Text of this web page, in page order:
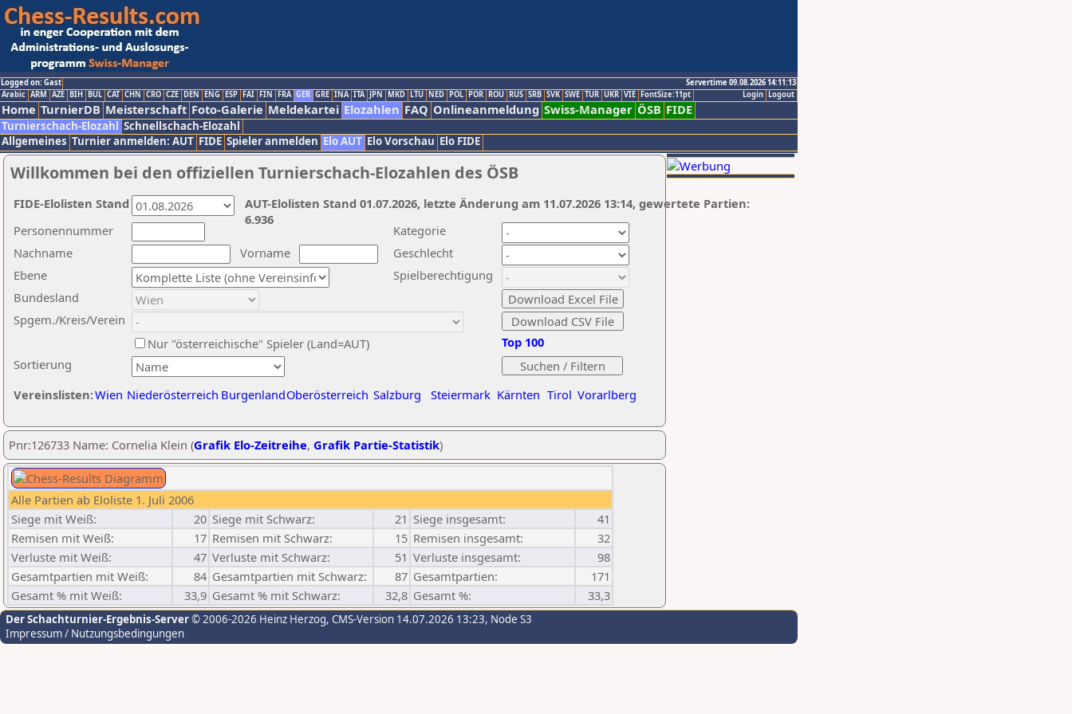
Logged on: Gast
Servertime 09.08.2026 14:11:13
Logout
Login
Arabic ARM AZE BIH BUL CAT CHN CRO CZE DEN ENG ESP FAI FIN FRA GER GRE INA ITA JPN MKD LTU NED POL POR ROU RUS SRB SVK SWE TUR UKR VIE FontSize:11pt
Home TurnierDB Meisterschaft Foto-Galerie Meldekartei Elozahlen FAQ Onlineanmeldung Swiss-Manager ÖSB FIDE
Turnierschach-Elozahl Schnellschach-Elozahl
Allgemeines Turnier anmelden: AUT FIDE Spieler anmelden Elo AUT Elo Vorschau Elo FIDE
Willkommen bei den offiziellen Turnierschach-Elozahlen des ÖSB
Nachname
Vorname
Ebene
Kategorie
Sortierung
Personennummer
Bundesland
Spgem./Kreis/Verein
Geschlecht
Nur "österreichische" Spieler (Land=AUT)
Spielberechtigung
Vereinslisten:Wien Niederösterreich BurgenlandOberösterreich Salzburg Steiermark Kärnten Tirol Vorarlberg
Top 100
AUT-Elolisten Stand 01.07.2026, letzte Änderung am 11.07.2026 13:14, gewertete Partien:
6.936
FIDE-Elolisten Stand
Pnr:126733 Name: Cornelia Klein (Grafik Elo-Zeitreihe, Grafik Partie-Statistik)
Alle Partien ab Eloliste 1. Juli 2006
Siege mit Weiß:
20 Siege mit Schwarz: 21 Siege insgesamt:
41
Remisen mit Weiß:
17 Remisen mit Schwarz: 15 Remisen insgesamt:
32
Verluste mit Weiß:
47 Verluste mit Schwarz: 51 Verluste insgesamt:
98
Gesamtpartien mit Weiß:
84 Gesamtpartien mit Schwarz: 87 Gesamtpartien:
171
Gesamt % mit Weiß:
33,9 Gesamt % mit Schwarz: 32,8 Gesamt %: 33,3
Der Schachturnier-Ergebnis-Server© 2006-2026 Heinz Herzog, CMS-Version 14.07.2026 13:23, Node S3
Impressum / Nutzungsbedingungen